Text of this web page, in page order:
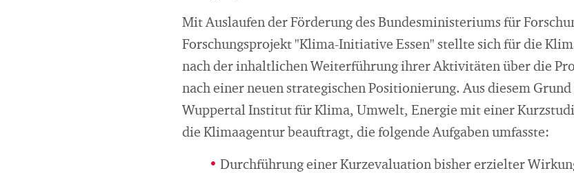
Mit Auslaufen der Förderung des Bundesministeriums für
Forschungsprojekt "Klima-Initiative Essen" stellte sich für die
nach der inhaltlichen Weiterführung ihrer Aktivitäten über die
nach einer neuen strategischen Positionierung. Aus diesem Grund
Wuppertal Institut für Klima, Umwelt, Energie mit einer
die Klimaagentur beauftragt, die folgende Aufgaben umfasste:
Durchführung einer Kurzevaluation bisher erzielter